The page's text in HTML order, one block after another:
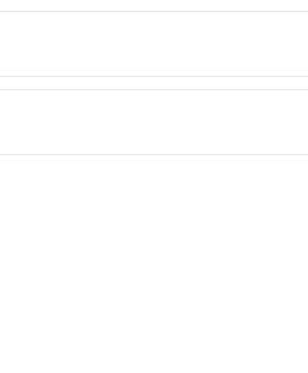
Kedi Konservesi İçindekiler